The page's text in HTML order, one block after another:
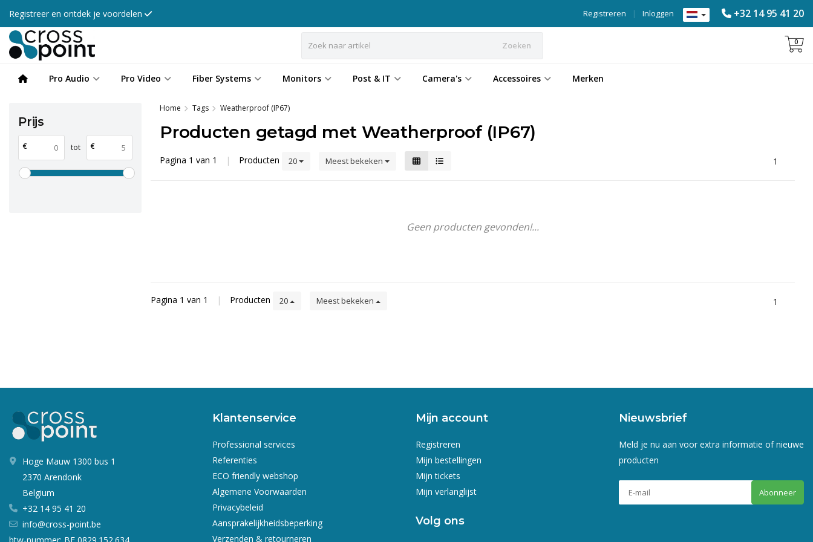
Registreer en ontdek je voordelen +32 14 95 41 20
Inloggen
|
Registreren
Zoeken 0
Pro Audio Pro Video Fiber Systems Monitors Post & IT Camera's Accessoires Merken
Prijs
€ tot €
Home Tags Weatherproof (IP67)
Producten getagd met Weatherproof (IP67)
Pagina 1 van 1 | Producten 20 Meest bekeken 1
Geen producten gevonden!...
Pagina 1 van 1 | Producten 20 Meest bekeken 1
Hoge Mauw 1300 bus 1
2370 Arendonk
Belgium
+32 14 95 41 20
info@cross-point.be
btw-nummer: BE 0829.152.634
Klantenservice
Professional services
Referenties
ECO friendly webshop
Algemene Voorwaarden
Privacybeleid
Aansprakelijkheidsbeperking
Verzenden & retourneren
Mijn account
Registreren
Mijn bestellingen
Mijn tickets
Mijn verlanglijst
Volg ons
Nieuwsbrief
Meld je nu aan voor extra informatie of nieuwe
producten
Abonneer